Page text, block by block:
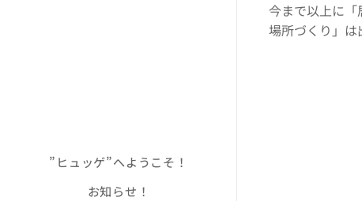
”ヒュッゲ”へようこそ！
お知らせ！
今まで以上に
場所づくり」は